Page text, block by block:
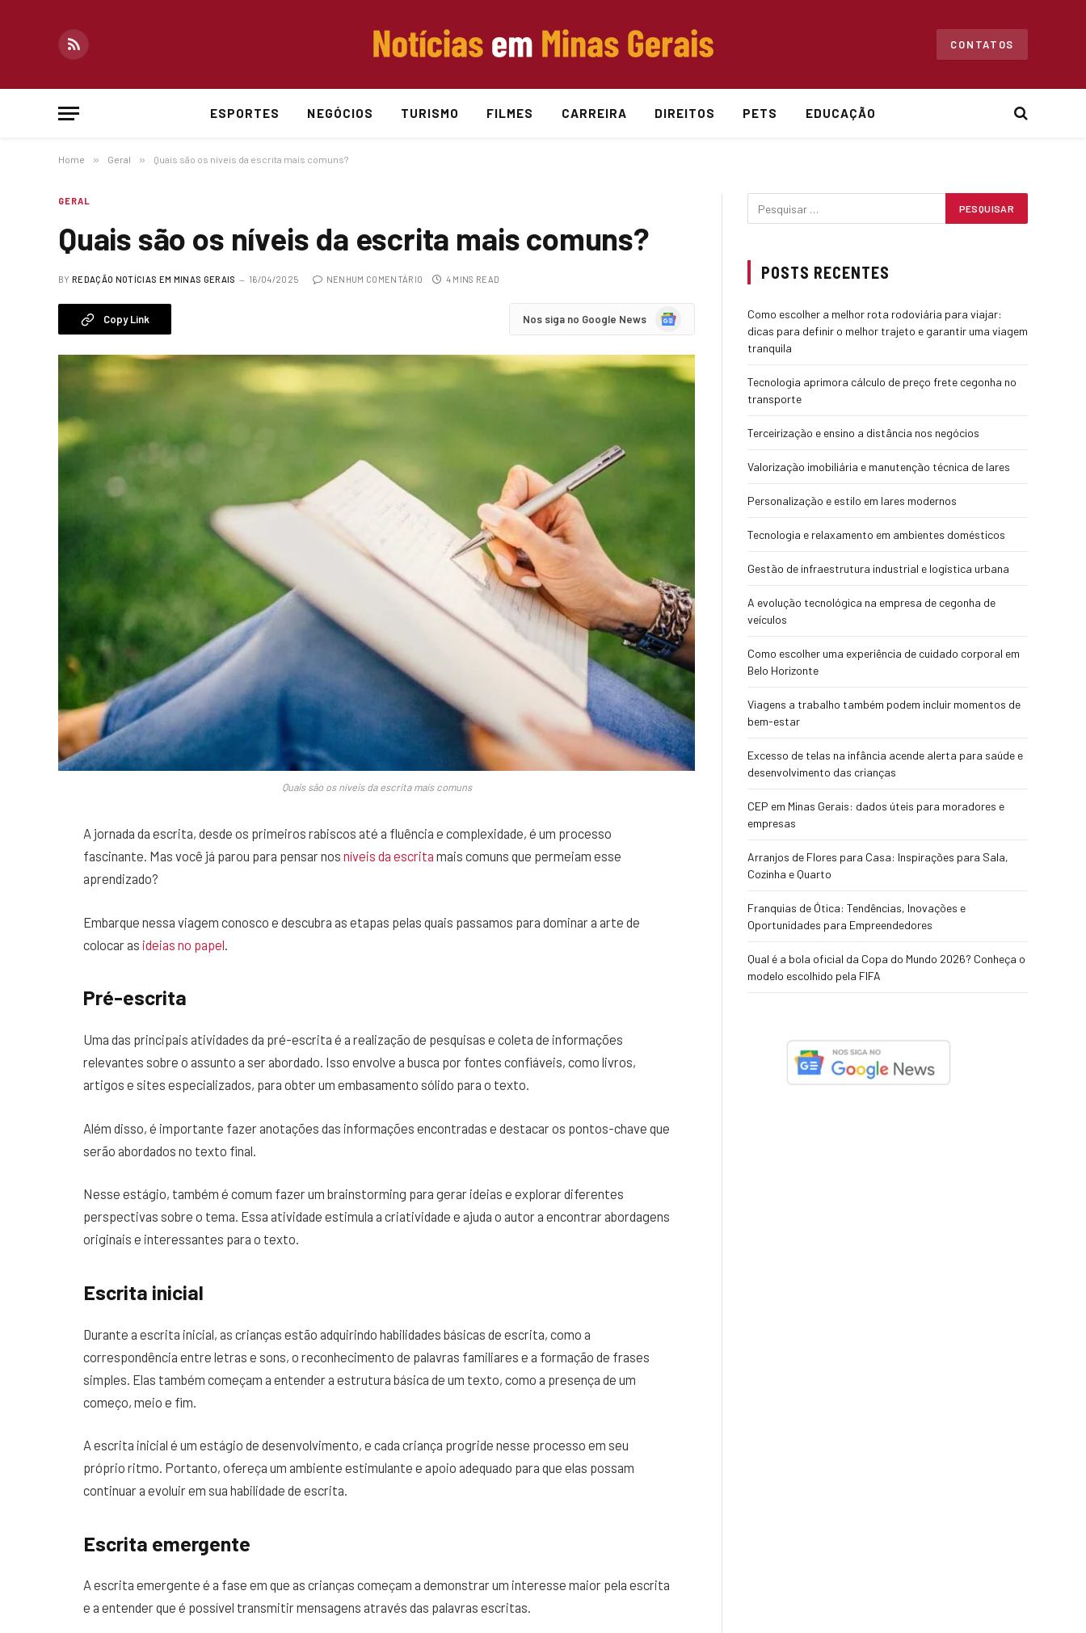
RSS
CONTATOS
ESPORTES NEGÓCIOS TURISMO FILMES CARREIRA DIREITOS PETS EDUCAÇÃO
Home » Geral » Quais são os níveis da escrita mais comuns?
GERAL
Quais são os níveis da escrita mais comuns?
BY REDAÇÃO NOTÍCIAS EM MINAS GERAIS 16/04/2025 NENHUM COMENTÁRIO 4 MINS READ
Copy Link Nos siga no Google News
Google
Quais são os níveis da escrita mais comuns
A jornada da escrita, desde os primeiros rabiscos até a fluência e complexidade, é um processo
fascinante. Mas você já parou para pensar nos níveis da escrita mais comuns que permeiam esse
aprendizado?
Embarque nessa viagem conosco e descubra as etapas pelas quais passamos para dominar a arte de
colocar as ideias no papel
Pré-escrita
Uma das principais atividades da pré-escrita é a realização de pesquisas e coleta de informações
relevantes sobre o assunto a ser abordado. Isso envolve a busca por fontes confiáveis, como livros,
artigos e sites especializados, para obter um embasamento sólido para o texto.
Além disso, é importante fazer anotações das informações encontradas e destacar os pontos-chave que
serão abordados no texto final.
Nesse estágio, também é comum fazer um brainstorming para gerar ideias e explorar diferentes
perspectivas sobre o tema. Essa atividade estimula a criatividade e ajuda o autor a encontrar abordagens
originais e interessantes para o texto.
Escrita inicial
Durante a escrita inicial, as crianças estão adquirindo habilidades básicas de escrita, como a
correspondência entre letras e sons, o reconhecimento de palavras familiares e a formação de frases
simples. Elas também começam a entender a estrutura básica de um texto, como a presença de um
começo, meio e fim.
A escrita inicial é um estágio de desenvolvimento, e cada criança progride nesse processo em seu
próprio ritmo. Portanto, ofereça um ambiente estimulante e apoio adequado para que elas possam
continuar a evoluir em sua habilidade de escrita.
Escrita emergente
A escrita emergente é a fase em que as crianças começam a demonstrar um interesse maior pela escrita
e a entender que é possível transmitir mensagens através das palavras escritas.
POSTS RECENTES
Como escolher a melhor rota rodoviária para viajar:
dicas para definir o melhor trajeto e garantir uma viagem
tranquila
Tecnologia aprimora cálculo de preço frete cegonha no
transporte
Terceirização e ensino a distância nos negócios
Valorização imobiliária e manutenção técnica de lares
Personalização e estilo em lares modernos
Tecnologia e relaxamento em ambientes domésticos
Gestão de infraestrutura industrial e logística urbana
A evolução tecnológica na empresa de cegonha de
veículos
Como escolher uma experiência de cuidado corporal em
Belo Horizonte
Viagens a trabalho também podem incluir momentos de
bem-estar
Excesso de telas na infância acende alerta para saúde e
desenvolvimento das crianças
CEP em Minas Gerais: dados úteis para moradores e
empresas
Arranjos de Flores para Casa: Inspirações para Sala,
Cozinha e Quarto
Franquias de Ótica: Tendências, Inovações e
Oportunidades para Empreendedores
Qual é a bola oficial da Copa do Mundo 2026? Conheça o
modelo escolhido pela FIFA